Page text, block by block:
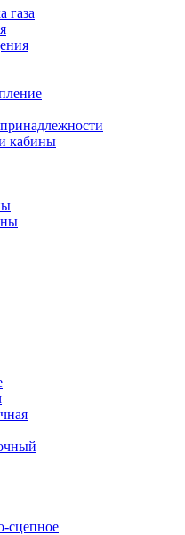
газа
кабины
сцепное